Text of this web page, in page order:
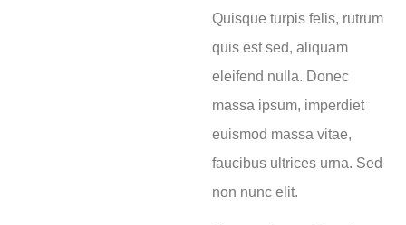
Quisque turpis felis, rutrum
quis est sed, aliquam
eleifend nulla. Donec
massa ipsum, imperdiet
euismod massa vitae,
faucibus ultrices urna. Sed
non nunc elit.